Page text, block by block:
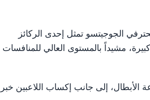
الجوجيتسو تمثل إحدى الركائز
مشيداً بالمستوى العالي للمنافسات
إلى جانب إكساب اللاعبين